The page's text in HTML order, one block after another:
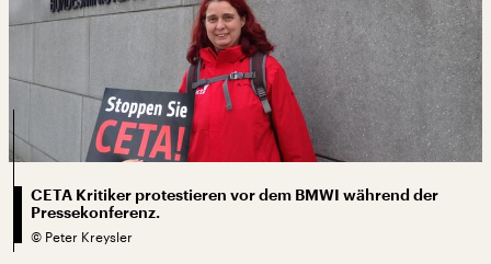
CETA Kritiker protestieren vor dem BMWI während der
Pressekonferenz.
© Peter Kreysler